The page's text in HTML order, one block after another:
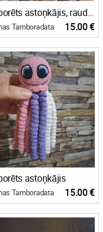
Tamborēts astoņkājis, raudzību dāvana mazulim, dāvana jaundzimušajam, grabulis mazulim, tamborēta rotaļlieta
Tamboradata 15.00 €
astoņkājis
Tamboradata 15.00 €